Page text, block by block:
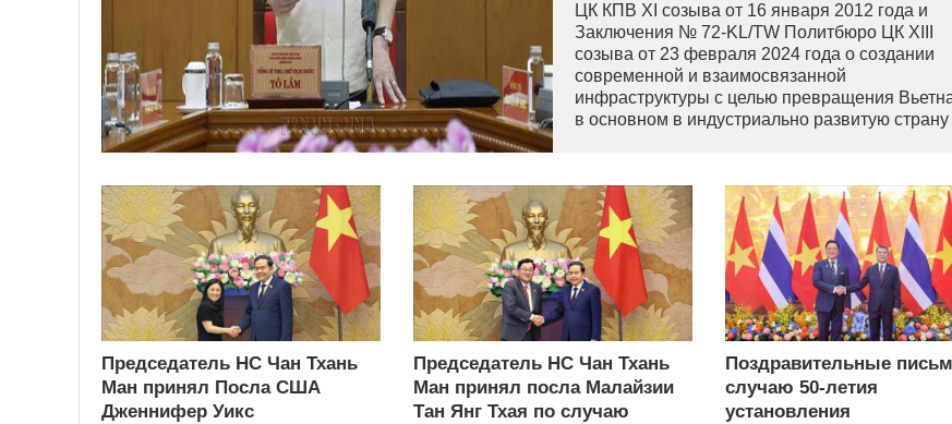
ЦК КПВ XI созыва от 16 января 2012 года и
Заключения № 72-KL/TW Политбюро ЦК XIII
созыва от 23 февраля 2024 года о создании
современной и взаимосвязанной
инфраструктуры с целью превращения
в основном в индустриально развитую страну
Председатель НС Чан Тхань
Ман принял Посла США
Дженнифер Уикс
Председатель НС Чан Тхань
Ман принял посла Малайзии
Тан Янг Тхая по случаю
Поздравительные
случаю 50-летия
установления